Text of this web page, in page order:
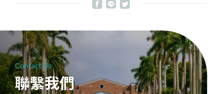
Contact Us
聯繫我們